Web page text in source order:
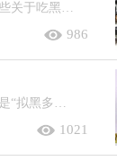
其实现在很多人多多少少些关于吃黑蚂蚁的好处，知道黑蚂蚁是个好东西可以治病，那么黑蚂蚁的功效与作用到底具体有哪些呢？下面我们就来...
986
目前，我国药用蚂蚁主要是“拟黑多刺蚁”。防治风湿、保肝护肝，防治乙型肝、脂肪肝、酒精肝、胆囊炎等；止咳平喘调整血压、软化血管、...
1021